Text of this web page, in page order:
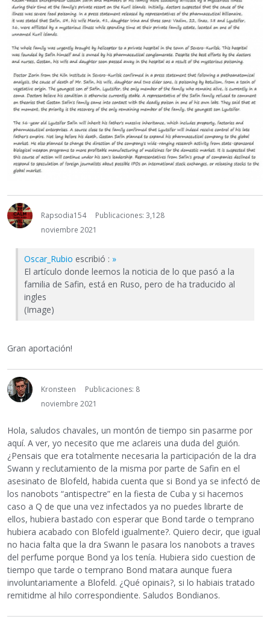
Rapsodia154
Publicaciones: 3,128
noviembre 2021
Oscar_Rubio escribió : »
El artículo donde leemos la noticia de lo que pasó a la
familia de Safin, está en Ruso, pero de ha traducido al
ingles
(Image)
Gran aportación!
Kronsteen
Publicaciones: 8
noviembre 2021
Hola, saludos chavales, un montón de tiempo sin pasarme por
aquí. A ver, yo necesito que me aclareis una duda del guión.
¿Pensais que era totalmente necesaria la participación de la dra
Swann y reclutamiento de la misma por parte de Safin en el
asesinato de Blofeld, habida cuenta que si Bond ya se infectó de
los nanobots “antispectre” en la fiesta de Cuba y si hacemos
caso a Q de que una vez infectados ya no puedes librarte de
ellos, hubiera bastado con esperar que Bond tarde o temprano
hubiera acabado con Blofeld igualmente?. Quiero decir, que igual
no hacia falta que la dra Swann le pasara los nanobots a traves
del perfume porque Bond ya los tenía. Hubiera sido cuestion de
tiempo que tarde o temprano Bond matara aunque fuera
involuntariamente a Blofeld. ¿Qué opinais?, si lo habiais tratado
remitidme al hilo correspondiente. Saludos Bondianos.